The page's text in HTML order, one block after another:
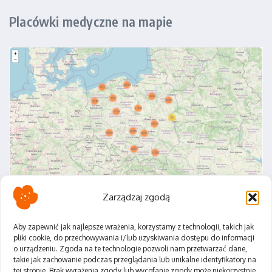
Zarządzaj zgodą
Aby zapewnić jak najlepsze wrażenia, korzystamy z technologii, takich jak
pliki cookie, do przechowywania i/lub uzyskiwania dostępu do informacji
o urządzeniu. Zgoda na te technologie pozwoli nam przetwarzać dane,
takie jak zachowanie podczas przeglądania lub unikalne identyfikatory na
Placówki medyczne na mapie
Polityka Prywatności
Regulamin